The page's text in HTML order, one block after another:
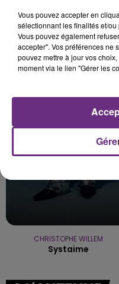
SHANIA TWAIN
CHRISTOPHE WILLEM
Systaime
Vous pouvez accepter en
sélectionnant les finalités et/
Vous pouvez également
accepter". Vos préférences ne
pouvez mettre à jour vos
moment via le lien "Gérer les